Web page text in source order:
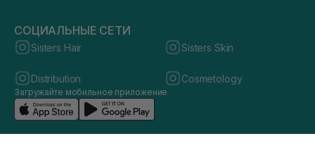
СОЦИАЛЬНЫЕ СЕТИ
Sisters Hair Sisters Skin
Distribution Cosmetology
Загружайте мобильное приложение